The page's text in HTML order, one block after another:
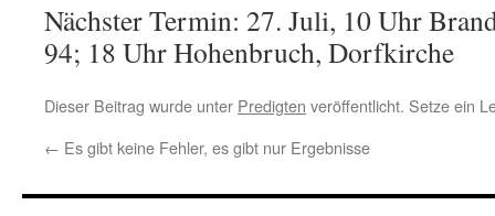
Nächster Termin: 27. Juli, 10 Uhr
94; 18 Uhr Hohenbruch, Dorfkirche
Dieser Beitrag wurde unter Predigten veröffentlicht. Setze ein
← Es gibt keine Fehler, es gibt nur Ergebnisse